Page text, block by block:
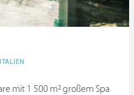
ITALIEN
mit 1 500 m² großem Spa